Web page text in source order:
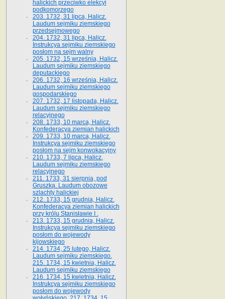
halickich przeciwko elekcyi
podkomorzego
203. 1732, 31 lipca, Halicz.
Laudum sejmiku ziemskiego
przedsejmowego
204. 1732, 31 lipca, Halicz.
Instrukcya sejmiku ziemskiego
posłom na sejm walny
205. 1732, 15 września, Halicz.
Laudum sejmiku ziemskiego
deputackiego
206. 1732, 16 września, Halicz.
Laudum sejmiku ziemskiego
gospodarskiego
207. 1732, 17 listopada, Halicz.
Laudum sejmiku ziemskiego
relacyjnego
208. 1733, 10 marca, Halicz.
Konfederacya ziemian halickich­
209. 1733, 10 marca, Halicz.
Instrukcya sejmiku ziemskiego
posłom na sejm konwokacyjny
210. 1733, 7 lipca, Halicz.
Laudum sejmiku ziemskiego
relacyjnego
211. 1733, 31 sierpnia, pod
Gruszką. Laudum obozowe
szlachty halickiej
212. 1733, 15 grudnia, Halicz.
Konfederacya ziemian halickich
przy królu Stanisławie I .
213. 1733, 15 grudnia, Halicz.
Instrukcya sejmiku ziemskiego
posłom do wojewody
kijowskiego
214. 1734, 25 lutego, Halicz.
Laudum sejmiku ziemskiego.
215. 1734, 15 kwietnia, Halicz.
Laudum sejmiku ziemskiego
216. 1734, 15 kwietnia, Halicz.
Instrukcya sejmiku ziemskiego
posłom do wojewody